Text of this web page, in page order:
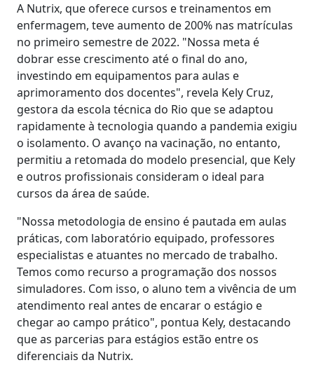
A Nutrix, que oferece cursos e treinamentos em
enfermagem, teve aumento de 200% nas matrículas
no primeiro semestre de 2022. "Nossa meta é
dobrar esse crescimento até o final do ano,
investindo em equipamentos para aulas e
aprimoramento dos docentes", revela Kely Cruz,
gestora da escola técnica do Rio que se adaptou
rapidamente à tecnologia quando a pandemia exigiu
o isolamento. O avanço na vacinação, no entanto,
permitiu a retomada do modelo presencial, que Kely
e outros profissionais consideram o ideal para
cursos da área de saúde.
"Nossa metodologia de ensino é pautada em aulas
práticas, com laboratório equipado, professores
especialistas e atuantes no mercado de trabalho.
Temos como recurso a programação dos nossos
simuladores. Com isso, o aluno tem a vivência de um
atendimento real antes de encarar o estágio e
chegar ao campo prático", pontua Kely, destacando
que as parcerias para estágios estão entre os
diferenciais da Nutrix.